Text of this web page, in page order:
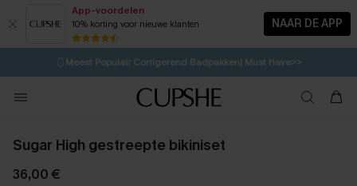
App-voordelen
10% korting voor nieuwe klanten NAAR DE APP
⚡️LAATSTE KANS | Tot 50% korting>>
🩱Meest Populair Corrigerend Badpakken| Must Have>>
💌Abonneer je & ontvang tot 15% korting>>
Koop 3, krijg 15% korting | CODE: SW15 14H:52M:44S
Sugar High gestreepte bikiniset
36,00 €